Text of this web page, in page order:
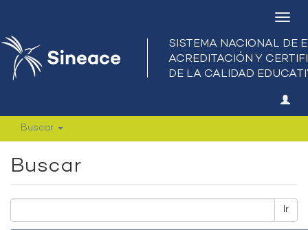
Buscar
Buscar
Ir